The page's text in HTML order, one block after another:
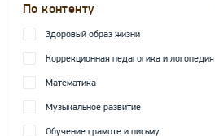
По контенту
Здоровый образ жизни
Коррекционная педагогика и логопедия
Математика
Музыкальное развитие
Обучение грамоте и письму